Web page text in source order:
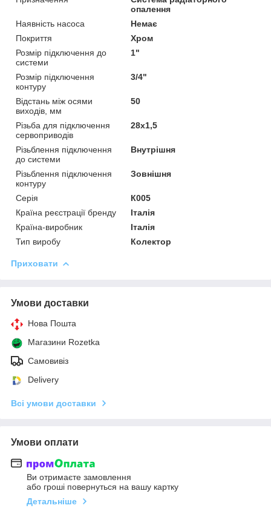
опалення
Наявність насоса
Немає
Покриття
Хром
Розмір підключення до
системи
1"
Розмір підключення
контуру
3/4"
Відстань між осями
виходів, мм
50
Різьба для підключення
сервоприводів
28х1,5
Різьблення підключення
до системи
Внутрішня
Різьблення підключення
контуру
Зовнішня
Серія
К005
Країна реєстрації бренду
Італія
Країна-виробник
Італія
Тип виробу
Колектор
Приховати
Умови доставки
Нова Пошта
Магазини Rozetka
Самовивіз
Delivery
Всі умови доставки
Умови оплати
Ви отримаєте замовлення
або гроші повернуться на вашу картку
Детальніше